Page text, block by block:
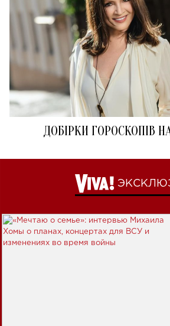
ДОБІРКИ ГОРОСКОПІВ